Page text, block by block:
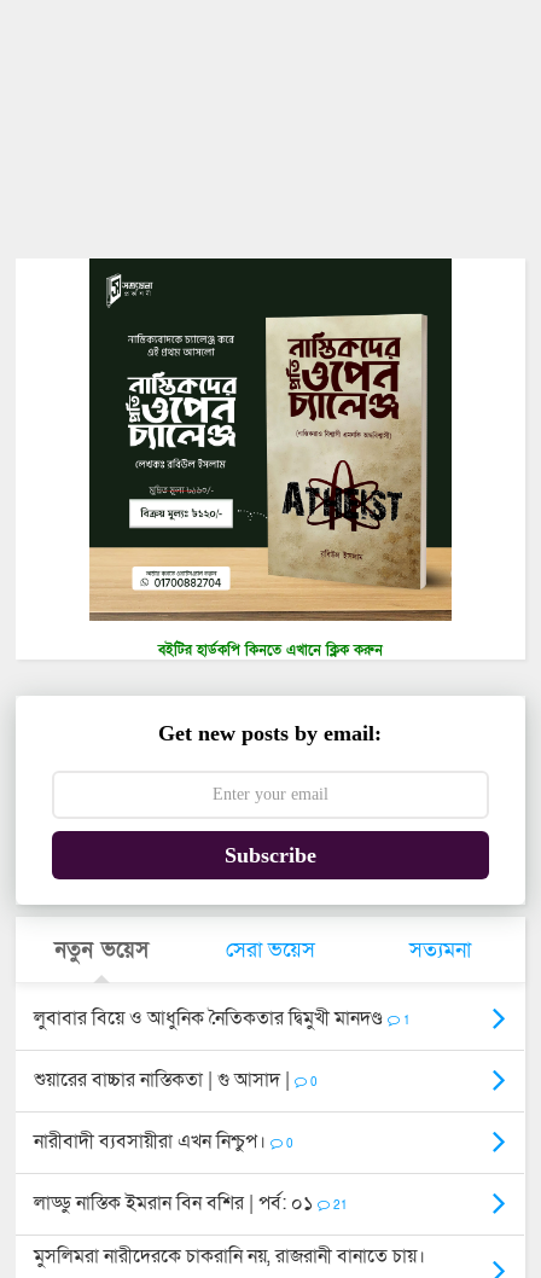
বইটির হার্ডকপি কিনতে এখানে ক্লিক করুন
Get new posts by email:
Subscribe
নতুন ভয়েস সেরা ভয়েস সত্যমনা
লুবাবার বিয়ে ও আধুনিক নৈতিকতার দ্বিমুখী মানদণ্ড 1
শুয়ারের বাচ্চার নাস্তিকতা | গু আসাদ | 0
নারীবাদী ব্যবসায়ীরা এখন নিশ্চুপ। 0
লাড্ডু নাস্তিক ইমরান বিন বশির | পর্ব: ০১ 21
মুসলিমরা নারীদেরকে চাকরানি নয়, রাজরানী বানাতে চায়।